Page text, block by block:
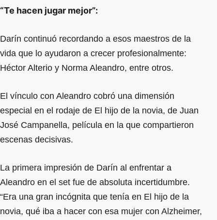
“Te hacen jugar mejor”:
Darín continuó recordando a esos maestros de la
vida que lo ayudaron a crecer profesionalmente:
Héctor Alterio y Norma Aleandro, entre otros.
El vínculo con Aleandro cobró una dimensión
especial en el rodaje de El hijo de la novia, de Juan
José Campanella, película en la que compartieron
escenas decisivas.
La primera impresión de Darín al enfrentar a
Aleandro en el set fue de absoluta incertidumbre.
“Era una gran incógnita que tenía en El hijo de la
novia, qué iba a hacer con esa mujer con Alzheimer,